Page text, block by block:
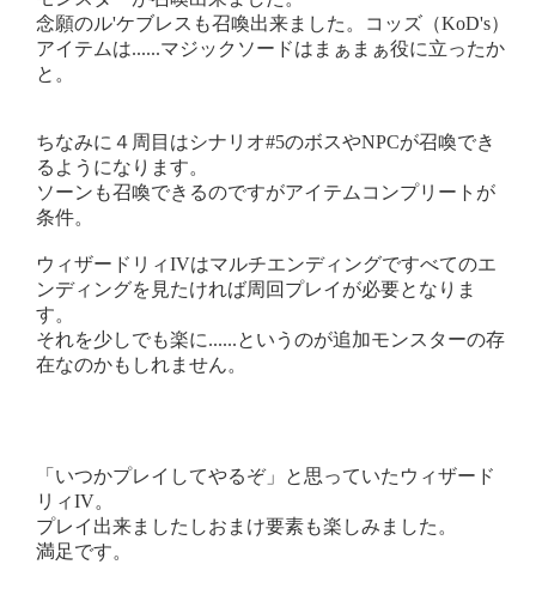
念願のル'ケブレスも召喚出来ました。コッズ（KoD's）
アイテムは......マジックソードはまぁまぁ役に立ったか
と。
ちなみに４周目はシナリオ#5のボスやNPCが召喚でき
るようになります。
ソーンも召喚できるのですがアイテムコンプリートが
条件。
ウィザードリィIVはマルチエンディングですべてのエ
ンディングを見たければ周回プレイが必要となりま
す。
それを少しでも楽に......というのが追加モンスターの存
在なのかもしれません。
「いつかプレイしてやるぞ」と思っていたウィザード
リィIV。
プレイ出来ましたしおまけ要素も楽しみました。
満足です。